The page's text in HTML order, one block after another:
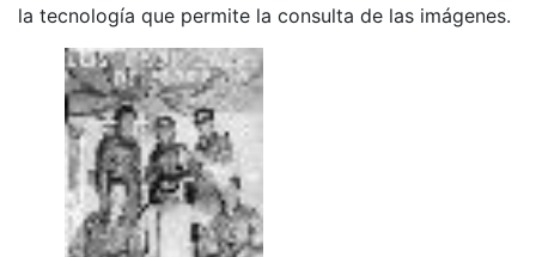
la tecnología que permite la consulta de las imágenes.